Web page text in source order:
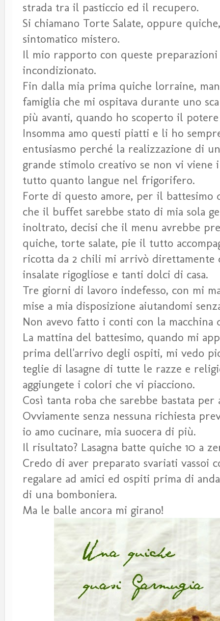
strada tra il pasticcio ed il recupero.
Si chiamano Torte Salate, oppure
sintomatico mistero.
Il mio rapporto con queste
incondizionato.
Fin dalla mia prima quiche lorraine,
famiglia che mi ospitava durante uno
più avanti, quando ho scoperto il
Insomma amo questi piatti e li ho
entusiasmo perché la realizzazione di
grande stimolo creativo se non vi
tutto quanto langue nel frigorifero.
Forte di questo amore, per il battesimo
che il buffet sarebbe stato di mia sola
inoltrato, decisi che il menu avrebbe
quiche, torte salate, pie il tutto
ricotta da 2 chili mi arrivò direttamente
insalate rigogliose e tanti dolci di casa.
Tre giorni di lavoro indefesso, con mi
mise a mia disposizione aiutandomi
Non avevo fatto i conti con la
La mattina del battesimo, quando mi
prima dell'arrivo degli ospiti, mi vedo
teglie di lasagne di tutte le razze e
aggiungete i colori che vi piacciono.
Così tanta roba che sarebbe bastata
Ovviamente senza nessuna richiesta
io amo cucinare, mia suocera di più.
Il risultato? Lasagna batte quiche 10 a
Credo di aver preparato svariati vassoi
regalare ad amici ed ospiti prima di
di una bomboniera.
Ma le balle ancora mi girano!